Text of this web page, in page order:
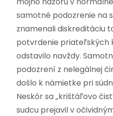
samotné podozrenie na
znamenali diskreditáciu
potvrdenie priateľských
odstavilo navždy.
podozrení z nelegálnej
došlo k námietke pri
Neskôr sa „krištáľovo
sudcu prejavil v